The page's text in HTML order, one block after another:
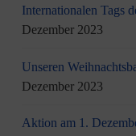
Internationalen Tags
Dezember 2023
Unseren
Dezember 2023
Aktion am 1.